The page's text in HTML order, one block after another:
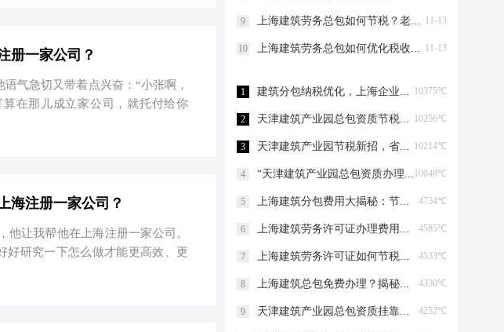
司的形式存在，他需要缴纳25%的
册一家公司？
气急切又带着点兴奋：“小张啊，
在那儿成立家公司，就托付给你
也做到最优。 一、上海：企业成
之选。 二、节税优化：个体…
海注册一家公司？
让我帮他在上海注册一家公司。
好研究一下怎么做才能更高效、更
么，到底该怎么操作呢？别急，
11-13
9 上海建筑劳务总包如何节税？老板们看过来，这两招让您省下一辆车的钱！-上海建筑劳务总包如何节税
11-13
10 上海建筑劳务总包如何优化税收：节税小妙招助你轻松省钱！-上海建筑劳务总包如何优化税收
10375℃
1 建筑分包纳税优化，上海企业如何“节税”上海建筑分包纳税优化
10256℃
2 天津建筑产业园总包资质节税，妙招连连看！天津建筑产业园总包资质节税优化
10214℃
3 天津建筑产业园节税新招，省钱大法好嗨哟！天津建筑产业园总包资质节税优化
10048℃
4 “天津建筑产业园总包资质办理”轻松get，关键步骤大揭秘！天津建筑产业园总包资质办理
4734℃
5 上海建筑分包费用大揭秘：节税攻略与股权布局艺术上海建筑分包有什么费用
4585℃
6 上海建筑劳务许可证办理费用揭秘，省钱有妙招！上海建筑劳务许可证办理费用是多少
4533℃
7 上海建筑劳务许可证如何节税上海建筑劳务许可证如何节税
4330℃
8 上海建筑总包免费办理？揭秘节税高招！上海建筑总包免费办理吗？
4252℃
9 天津建筑产业园总包资质挂靠的那些事儿天津建筑产业园总包资质挂靠